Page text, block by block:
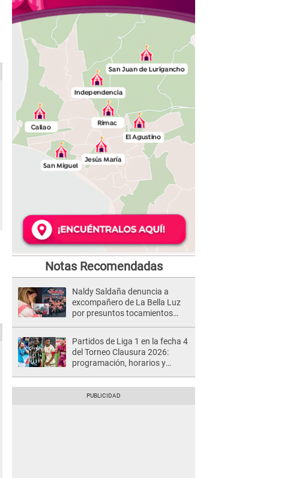
Notas Recomendadas
Naldy Saldaña denuncia a
excompañero de La Bella Luz
por presuntos tocamientos
Partidos de Liga 1 en la fecha 4
del Torneo Clausura 2026:
programación, horarios y